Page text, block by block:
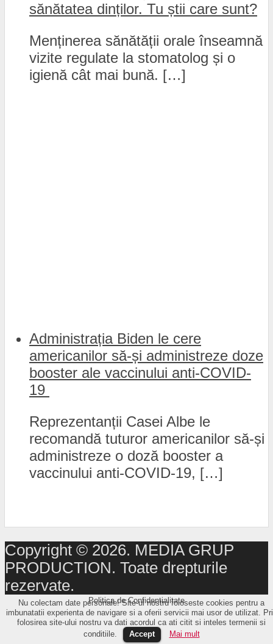
sănătatea dinților. Tu știi care sunt?
Menținerea sănătății orale înseamnă
vizite regulate la stomatolog și o
igienă cât mai bună. […]
Administrația Biden le cere
americanilor să-și administreze doze
booster ale vaccinului anti-COVID-
19
Reprezentanții Casei Albe le
recomandă tuturor americanilor să-și
administreze o doză booster a
vaccinului anti-COVID-19, […]
Copyright © 2026. MEDIA GRUP
PRODUCTION. Toate drepturile
rezervate.
Nu colectam date personale! Site-ul nostru foloseste cookies pentru a
imbunatatii experienta de navigare si a oferii servicii mai usor de utilizat.
folosirea site-ului nostru va dati acordul ca ati citit si inteles termenii si
conditiile.
Accept Mai mult
Politica de Confidențialitate